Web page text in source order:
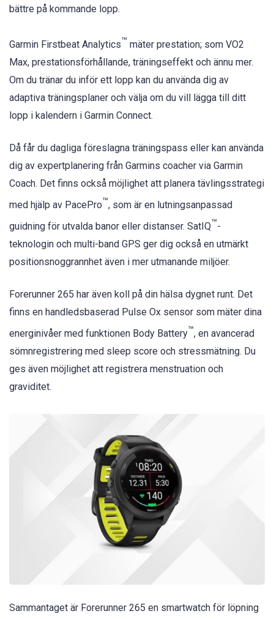
bättre på kommande lopp.
Garmin Firstbeat Analytics™ mäter prestation; som VO2
Max, prestationsförhållande, träningseffekt och ännu mer.
Om du tränar du inför ett lopp kan du använda dig av
adaptiva träningsplaner och välja om du vill lägga till ditt
lopp i kalendern i Garmin Connect.
Då får du dagliga föreslagna träningspass eller kan använda
dig av expertplanering från Garmins coacher via Garmin
Coach. Det finns också möjlighet att planera tävlingsstrategi
med hjälp av PacePro™, som är en lutningsanpassad
guidning för utvalda banor eller distanser. SatIQ™-
teknologin och multi-band GPS ger dig också en utmärkt
positionsnoggrannhet även i mer utmanande miljöer.
Forerunner 265 har även koll på din hälsa dygnet runt. Det
finns en handledsbaserad Pulse Ox sensor som mäter dina
energinivåer med funktionen Body Battery™, en avancerad
sömnregistrering med sleep score och stressmätning. Du
ges även möjlighet att registrera menstruation och
graviditet.
Sammantaget är Forerunner 265 en smartwatch för löpning